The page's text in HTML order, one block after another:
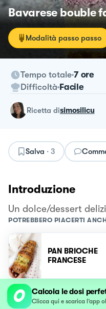
Bavarese bouble
Modalità passo passo
Tempo totale 7 ore
Difficoltà Facile
ricetta disimosilicu
Salva · 3
Introduzione
Un dolce/dessert
POTREBBERO PIACERTI
PAN BRIOCHE
FRANCESE
Calcola le dosi
Clicca qui e scarica l’app